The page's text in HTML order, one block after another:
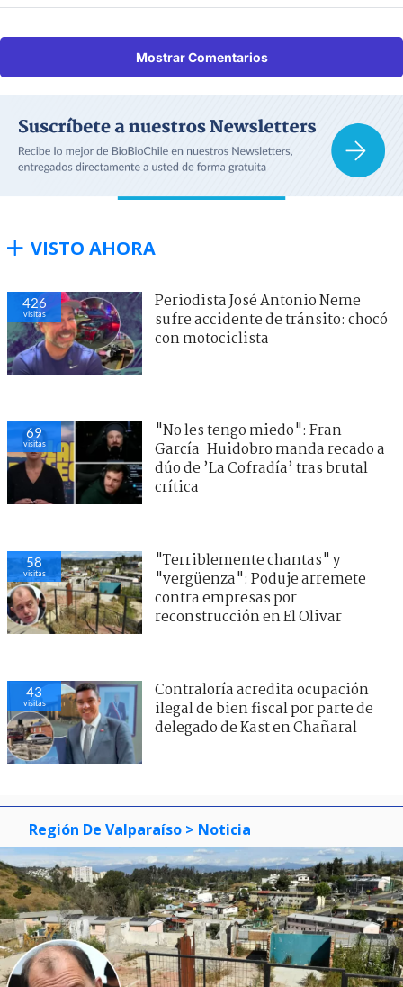
Mostrar Comentarios
VISTO AHORA
426
visitas
Periodista José Antonio Neme
sufre accidente de tránsito: chocó
con motociclista
69
visitas
"No les tengo miedo": Fran
García-Huidobro manda recado a
dúo de ’La Cofradía’ tras brutal
crítica
58
visitas
"Terriblemente chantas" y
"vergüenza": Poduje arremete
contra empresas por
reconstrucción en El Olivar
43
visitas
Contraloría acredita ocupación
ilegal de bien fiscal por parte de
delegado de Kast en Chañaral
Región De Valparaíso > Noticia